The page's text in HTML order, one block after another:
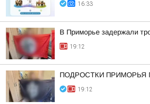
16:33
В Приморье задержали
19:12
ПОДРОСТКИ ПРИМОРЬЯ
19:12